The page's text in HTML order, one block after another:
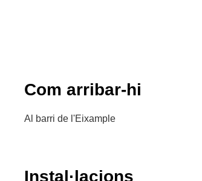
Com arribar-hi
Al barri de l'Eixample
Instal·lacions